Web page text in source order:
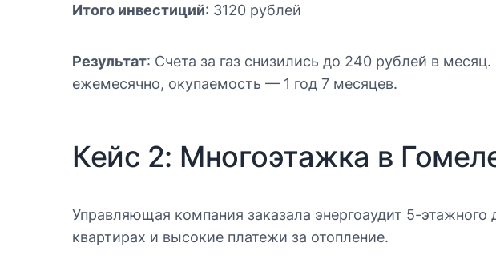
Итого инвестиций: 3120 рублей
Результат: Счета за газ снизились до 240 рублей в месяц.
ежемесячно, окупаемость — 1 год 7 месяцев.
Кейс 2: Многоэтажка в
Управляющая компания заказала энергоаудит 5-
квартирах и высокие платежи за отопление.